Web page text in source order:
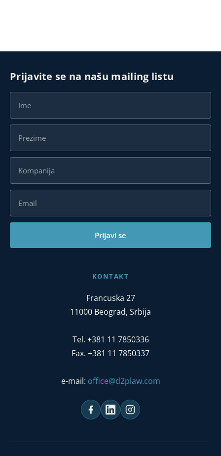
Prijavite se na našu mailing listu
Prijavi se
KONTAKT
Francuska 27
11000 Beograd, Srbija
Tel. +381 11 7850336
Fax. +381 11 7850337
e-mail: office@d2plaw.com